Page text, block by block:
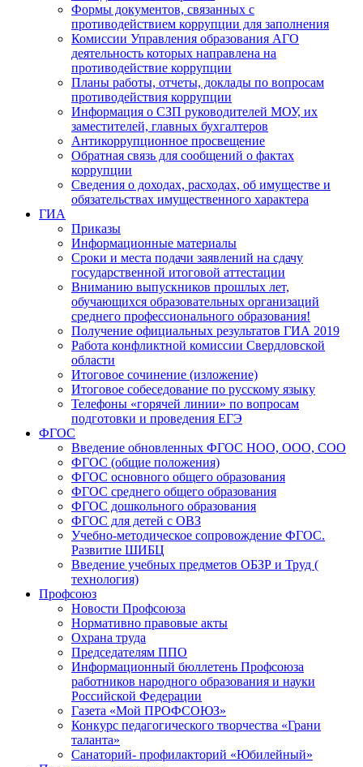
Формы документов, связанных с
противодействием коррупции для заполнения
Комиссии Управления образования АГО
деятельность которых направлена на
противодействие коррупции
Планы работы, отчеты, доклады по вопросам
противодействия коррупции
Информация о СЗП руководителей МОУ, их
заместителей, главных бухгалтеров
Антикоррупционное просвещение
Обратная связь для сообщений о фактах
коррупции
Сведения о доходах, расходах, об имуществе и
обязательствах имущественного характера
ГИА
Приказы
Информационные материалы
Сроки и места подачи заявлений на сдачу
государственной итоговой аттестации
Вниманию выпускников прошлых лет,
обучающихся образовательных организаций
среднего профессионального образования!
Получение официальных результатов ГИА 2019
Работа конфликтной комиссии Свердловской
области
Итоговое сочинение (изложение)
Итоговое собеседование по русскому языку
Телефоны «горячей линии» по вопросам
подготовки и проведения ЕГЭ
ФГОС
Введение обновленных ФГОС НОО, ООО, СОО
ФГОС (общие положения)
ФГОС основного общего образования
ФГОС среднего общего образования
ФГОС дошкольного образования
ФГОС для детей с ОВЗ
Учебно-методическое сопровождение ФГОС.
Развитие ШИБЦ
Введение учебных предметов ОБЗР и Труд (
технология)
Профсоюз
Новости Профсоюза
Нормативно правовые акты
Охрана труда
Председателям ППО
Информационный бюллетень Профсоюза
работников народного образования и науки
Российской Федерации
Газета «Мой ПРОФСОЮЗ»
Конкурс педагогического творчества «Грани
таланта»
Санаторий- профилакторий «Юбилейный»